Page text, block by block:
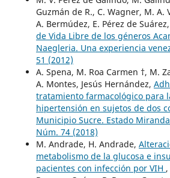
Guzmán de R., C. Wagner, M. A.
A. Bermúdez, E. Pérez de Suárez,
de Vida Libre de los géneros
Naegleria. Una experiencia
51 (2012)
A. Spena, M. Roa Carmen †, M.
A. Montes, Jesús Hernández,
tratamiento farmacológico para
hipertensión en sujetos de dos
Municipio Sucre. Estado
Núm. 74 (2018)
M. Andrade, H. Andrade,
metabolismo de la glucosa e
pacientes con infección por VIH ,